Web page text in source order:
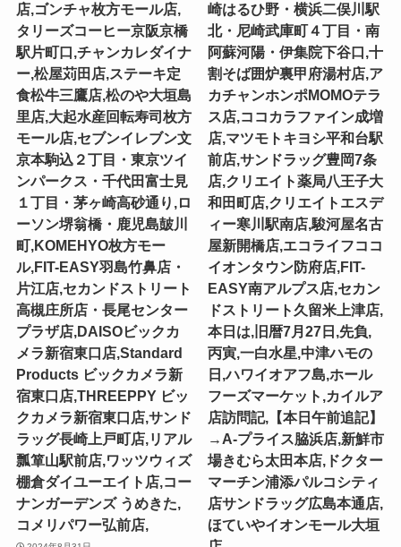
店,ゴンチャ枚方モール店,
タリーズコーヒー京阪京橋
駅片町口,チャンカレダイナ
ー,松屋苅田店,ステーキ定
食松牛三鷹店,松のや大垣島
里店,大起水産回転寿司枚方
モール店,セブンイレブン文
京本駒込２丁目・東京ツイ
ンパークス・千代田富士見
１丁目・茅ヶ崎高砂通り,ロ
ーソン堺翁橋・鹿児島皷川
町,KOMEHYO枚方モー
ル,FIT-EASY羽島竹鼻店・
片江店,セカンドストリート
高槻庄所店・長尾センター
プラザ店,DAISOビックカ
メラ新宿東口店,Standard
Products ビックカメラ新
宿東口店,THREEPPY ビッ
クカメラ新宿東口店,サンド
ラッグ長崎上戸町店,リアル
瓢箪山駅前店,ワッツウィズ
棚倉ダイユーエイト店,コー
ナンガーデンズ うめきた,
コメリパワー弘前店,
崎はるひ野・横浜二俣川駅
北・尼崎武庫町４丁目・南
阿蘇河陽・伊集院下谷口,十
割そば囲炉裏甲府湯村店,ア
カチャンホンポMOMOテラ
ス店,ココカラファイン成増
店,マツモトキヨシ平和台駅
前店,サンドラッグ豊岡7条
店,クリエイト薬局八王子大
和田町店,クリエイトエスデ
ィー寒川駅南店,駿河屋名古
屋新開橋店,エコライフココ
イオンタウン防府店,FIT-
EASY南アルプス店,セカン
ドストリート久留米上津店,
本日は,旧暦7月27日,先負,
丙寅,一白水星,中津ハモの
日,ハワイオアフ島,ホール
フーズマーケット,カイルア
店訪問記,【本日午前追記】
→A-プライス脇浜店,新鮮市
場きむら太田本店,ドクター
マーチン浦添パルコシティ
店サンドラッグ広島本通店,
ほていやイオンモール大垣